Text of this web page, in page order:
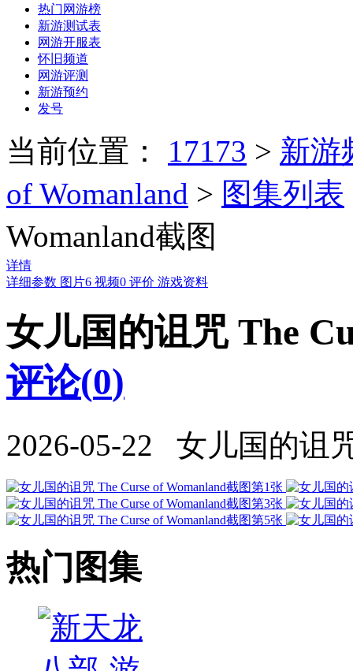
热门网游榜
新游测试表
网游开服表
怀旧频道
网游评测
新游预约
发号
当前位置： 17173 > 新游
of Womanland > 图集列表
Womanland截图
详情
详细参数 图片6 视频0 评价 游戏资料
女儿国的诅咒 The
评论(0)
2026-05-22 女儿国的诅
热门图集